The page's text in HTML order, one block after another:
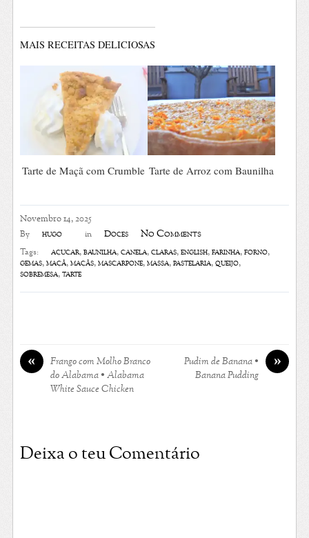
Novembro 14, 2025
By hugo in Doces No Comments
Tags: açúcar,baunilha,canela,claras,english,farinha,forno,
gemas,maçã,maçãs,mascarpone,massa,pastelaria,queijo,
sobremesa,tarte
MAIS RECEITAS DELICIOSAS
Tarte de Maçã com Crumble Tarte de Arroz com Baunilha
«
Frango com Molho Branco
do Alabama • Alabama
White Sauce Chicken
»
Pudim de Banana •
Banana Pudding
Deixa o teu Comentário